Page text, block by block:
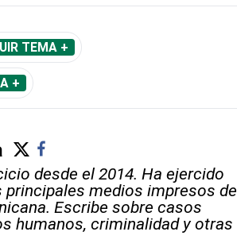
TEMA +
+
desde el 2014. Ha ejercido
principales medios impresos de
Escribe sobre casos
humanos, criminalidad y otras